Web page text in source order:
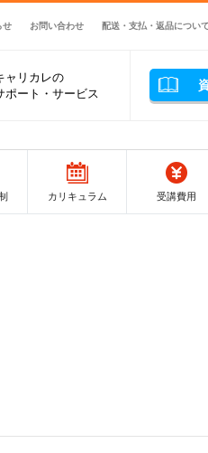
せ お問い合わせ 配送・支払・返品について
ャリカレの
ポート・サービス
カリキュラム 受講費用